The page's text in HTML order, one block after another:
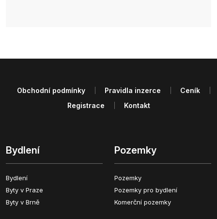
Bydlení
Bydlení
Byty v Praze
Byty v Brně
Pozemky
Pozemky
Pozemky pro bydlení
Komerční pozemky
Obchodní podmínky Pravidla inzerce
Ceník
Registrace
Kontakt